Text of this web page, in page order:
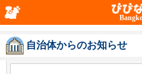
自治体からのお知らせ